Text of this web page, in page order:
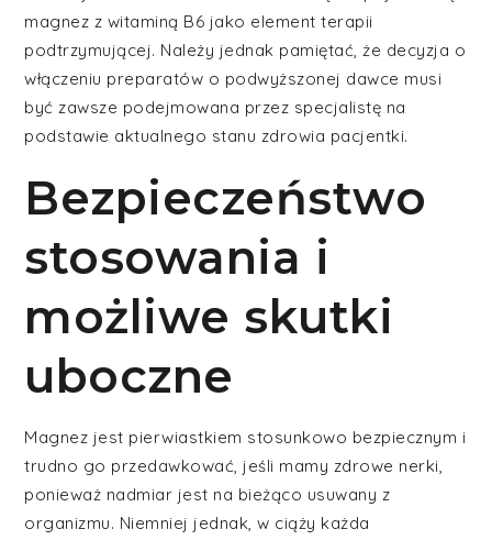
magnez z witaminą B6 jako element terapii
podtrzymującej. Należy jednak pamiętać, że decyzja o
włączeniu preparatów o podwyższonej dawce musi
być zawsze podejmowana przez specjalistę na
podstawie aktualnego stanu zdrowia pacjentki.
Bezpieczeństwo
stosowania i
możliwe skutki
uboczne
Magnez jest pierwiastkiem stosunkowo bezpiecznym i
trudno go przedawkować, jeśli mamy zdrowe nerki,
ponieważ nadmiar jest na bieżąco usuwany z
organizmu. Niemniej jednak, w ciąży każda